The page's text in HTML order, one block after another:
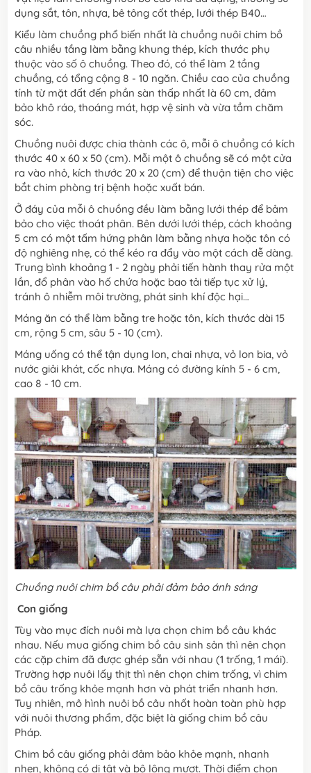
dụng sắt, tôn, nhựa, bê tông cốt thép, lưới thép B40…
Kiểu làm chuồng phổ biến nhất là chuồng nuôi chim bồ
câu nhiều tầng làm bằng khung thép, kích thước phụ
thuộc vào số ô chuồng. Theo đó, có thể làm 2 tầng
chuồng, có tổng cộng 8 - 10 ngăn. Chiều cao của chuồng
tính từ mặt đất đến phần sàn thấp nhất là 60 cm, đảm
bảo khô ráo, thoáng mát, hợp vệ sinh và vừa tầm chăm
sóc.
Chuồng nuôi được chia thành các ô, mỗi ô chuồng có kích
thước 40 x 60 x 50 (cm). Mỗi một ô chuồng sẽ có một cửa
ra vào nhỏ, kích thước 20 x 20 (cm) để thuận tiện cho việc
bắt chim phòng trị bệnh hoặc xuất bán.
Ở đáy của mỗi ô chuồng đều làm bằng lưới thép để bảm
bảo cho việc thoát phân. Bên dưới lưới thép, cách khoảng
5 cm có một tấm hứng phân làm bằng nhựa hoặc tôn có
độ nghiêng nhẹ, có thể kéo ra đẩy vào một cách dễ dàng.
Trung bình khoảng 1 - 2 ngày phải tiến hành thay rửa một
lần, đổ phân vào hố chứa hoặc bao tải tiếp tục xử lý,
tránh ô nhiễm môi trường, phát sinh khí độc hại…
Máng ăn có thể làm bằng tre hoặc tôn, kích thước dài 15
cm, rộng 5 cm, sâu 5 - 10 (cm).
Máng uống có thể tận dụng lon, chai nhựa, vỏ lon bia, vỏ
nước giải khát, cốc nhựa. Máng có đường kính 5 - 6 cm,
cao 8 - 10 cm.
Chuồng nuôi chim bồ câu phải đảm bảo ánh sáng
Con giống
Tùy vào mục đích nuôi mà lựa chọn chim bồ câu khác
nhau. Nếu mua giống chim bồ câu sinh sản thì nên chọn
các cặp chim đã được ghép sẵn với nhau (1 trống, 1 mái).
Trường hợp nuôi lấy thịt thì nên chọn chim trống, vì chim
bồ câu trống khỏe mạnh hơn và phát triển nhanh hơn.
Tuy nhiên, mô hình nuôi bồ câu nhốt hoàn toàn phù hợp
với nuôi thương phẩm, đặc biệt là giống chim bồ câu
Pháp.
Chim bồ câu giống phải đảm bảo khỏe mạnh, nhanh
nhẹn, không có dị tật và bộ lông mượt. Thời điểm chọn